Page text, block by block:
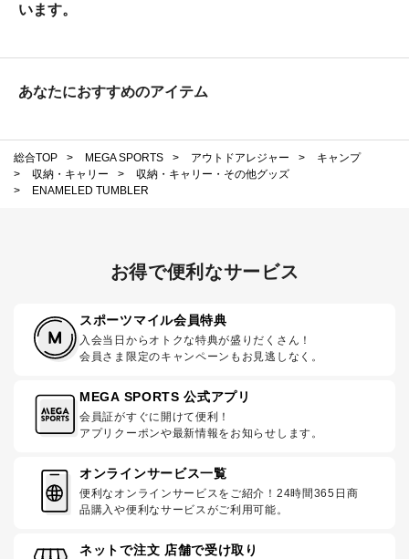
います。
あなたにおすすめのアイテム
総合TOP > MEGA SPORTS > アウトドアレジャー >
キャンプ
>
収納・キャリー >
収納・キャリー・その他グッズ
>
ENAMELED TUMBLER
お得で便利なサービス
スポーツマイル会員特典
入会当日からオトクな特典が盛りだくさん！
会員さま限定のキャンペーンもお見逃しなく。
MEGA SPORTS 公式アプリ
会員証がすぐに開けて便利！
アプリクーポンや最新情報をお知らせします。
オンラインサービス一覧
便利なオンラインサービスをご紹介！24時間365日商
品購入や便利なサービスがご利用可能。
ネットで注文 店舗で受け取り